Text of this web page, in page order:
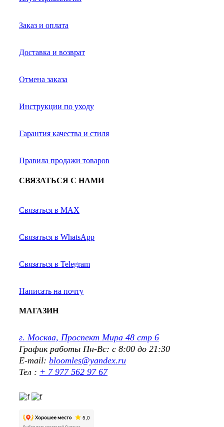
Заказ и оплата
Доставка и возврат
Отмена заказа
Инструкции по уходу
Гарантия качества и стиля
Правила продажи товаров
СВЯЗАТЬСЯ С НАМИ
Связаться в MAX
Связаться в WhatsApp
Связаться в Telegram
Написать на почту
МАГАЗИН
г. Москва, Проспект Мира 48 стр 6
График работы Пн-Вс: с 8:00 до 21:30
E-mail: bloomles@yandex.ru
Тел : + 7 977 562 97 67